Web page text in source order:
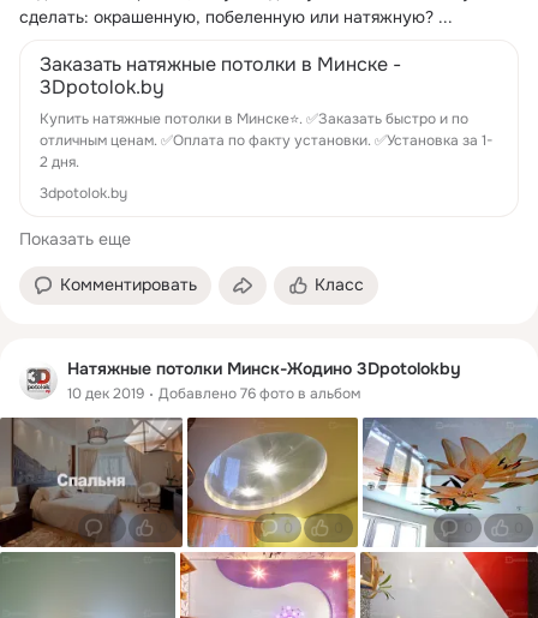
сделать: окрашенную, побеленную или натяжную? ...
Заказать натяжные потолки в Минске -
3Dpotolok.by
Купить натяжные потолки в Минске⭐. ✅Заказать быстро и по
отличным ценам. ✅Оплата по факту установки. ✅Установка за 1-
2 дня.
3dpotolok.by
Показать еще
Комментировать Класс
Натяжные потолки Минск-Жодино 3Dpotolokby
10 дек 2019 Добавлено 76 фото в альбом
0